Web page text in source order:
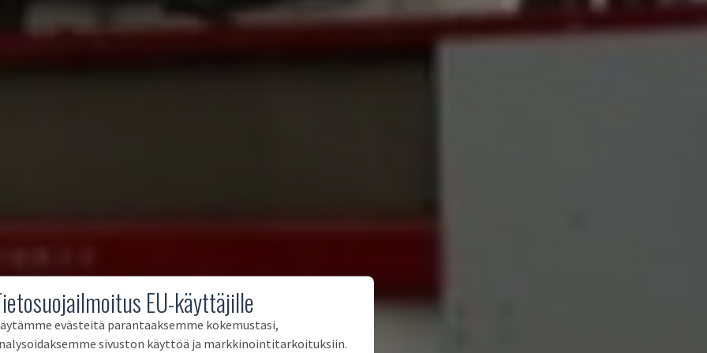
EU-käyttäjille
evästeitä parantaaksemme kokemustasi,
sivuston käyttöä ja markkinointitarkoituksiin.